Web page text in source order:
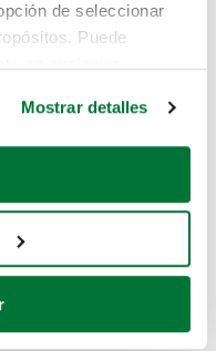
de seleccionar
Puede
ubicación geográfica
activamente
(huellas
se procesan sus
Mostrar detalles
que estás